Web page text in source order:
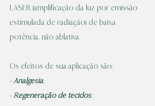
LASER (amplificação da luz por emissão
estimulada de radiação) de baixa
potência, não ablativa.
Os efeitos de sua aplicação são:
- Analgesia;
- Regeneração de tecidos;